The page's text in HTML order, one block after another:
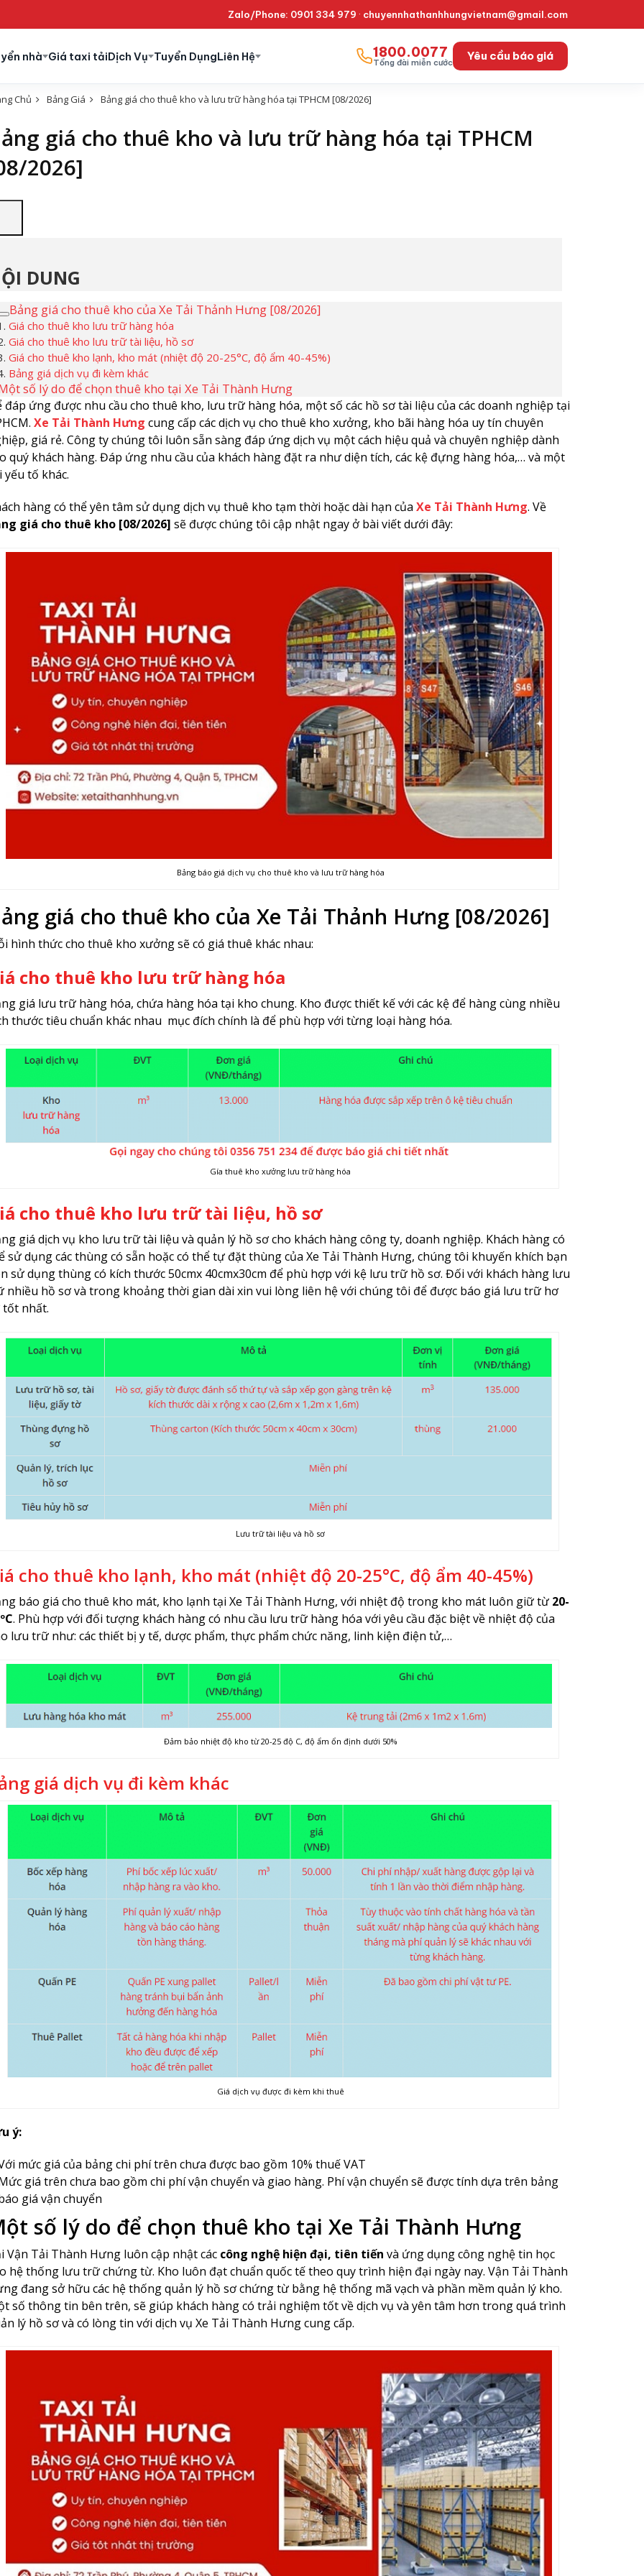
Zalo/Phone: 0901 334 979 · chuyennhathanhhungvietnam@gmail.com
nhà Giá taxi tảiDịch Vụ Tuyển DụngLiên Hệ 1800.0077
Tổng đài miễn cước Yêu cầu báo giá
Chủ Bảng Giá Bảng giá cho thuê kho và lưu trữ hàng hóa tại TPHCM [08/2026]
giá cho thuê kho và lưu trữ hàng hóa tại TPHCM
2026]
DUNG
Bảng giá cho thuê kho của Xe Tải Thảnh Hưng [08/2026]
Giá cho thuê kho lưu trữ hàng hóa
Giá cho thuê kho lưu trữ tài liệu, hồ sơ
Giá cho thuê kho lạnh, kho mát (nhiệt độ 20-25°C, độ ẩm 40-45%)
Bảng giá dịch vụ đi kèm khác
số lý do để chọn thuê kho tại Xe Tải Thành Hưng
đáp ứng được nhu cầu cho thuê kho, lưu trữ hàng hóa, một số các hồ sơ tài liệu của các doanh nghiệp tại
Xe Tải Thành Hưng cung cấp các dịch vụ cho thuê kho xưởng, kho bãi hàng hóa uy tín chuyên
giá rẻ. Công ty chúng tôi luôn sẵn sàng đáp ứng dịch vụ một cách hiệu quả và chuyên nghiệp dành
quý khách hàng. Đáp ứng nhu cầu của khách hàng đặt ra như diện tích, các kệ đựng hàng hóa,… và một
yếu tố khác.
hàng có thể yên tâm sử dụng dịch vụ thuê kho tạm thời hoặc dài hạn của Xe Tải Thành Hưng. Về
giá cho thuê kho [08/2026] sẽ được chúng tôi cập nhật ngay ở bài viết dưới đây:
Bảng báo giá dịch vụ cho thuê kho và lưu trữ hàng hóa
giá cho thuê kho của Xe Tải Thảnh Hưng [08/2026]
hình thức cho thuê kho xưởng sẽ có giá thuê khác nhau:
cho thuê kho lưu trữ hàng hóa
giá lưu trữ hàng hóa, chứa hàng hóa tại kho chung. Kho được thiết kế với các kệ để hàng cùng nhiều
thước tiêu chuẩn khác nhau mục đích chính là để phù hợp với từng loại hàng hóa.
Gía thuê kho xưởng lưu trữ hàng hóa
cho thuê kho lưu trữ tài liệu, hồ sơ
giá dịch vụ kho lưu trữ tài liệu và quản lý hồ sơ cho khách hàng công ty, doanh nghiệp. Khách hàng có
sử dụng các thùng có sẵn hoặc có thể tự đặt thùng của Xe Tải Thành Hưng, chúng tôi khuyến khích bạn
sử dụng thùng có kích thước 50cmx 40cmx30cm để phù hợp với kệ lưu trữ hồ sơ. Đối với khách hàng lưu
nhiều hồ sơ và trong khoảng thời gian dài xin vui lòng liên hệ với chúng tôi để được báo giá lưu trữ hơ
tốt nhất.
Lưu trữ tài liệu và hồ sơ
cho thuê kho lạnh, kho mát (nhiệt độ 20-25°C, độ ẩm 40-45%)
báo giá cho thuê kho mát, kho lạnh tại Xe Tải Thành Hưng, với nhiệt độ trong kho mát luôn giữ từ20-
. Phù hợp với đối tượng khách hàng có nhu cầu lưu trữ hàng hóa với yêu cầu đặc biệt về nhiệt độ của
lưu trữ như: các thiết bị y tế, dược phẩm, thực phẩm chức năng, linh kiện điện tử,…
Đảm bảo nhiệt độ kho từ 20-25 độ C, độ ẩm ổn định dưới 50%
giá dịch vụ đi kèm khác
Giá dịch vụ được đi kèm khi thuê
ý:
mức giá của bảng chi phí trên chưa được bao gồm 10% thuế VAT
giá trên chưa bao gồm chi phí vận chuyển và giao hàng. Phí vận chuyển sẽ được tính dựa trên bảng
giá vận chuyển
số lý do để chọn thuê kho tại Xe Tải Thành Hưng
Vận Tải Thành Hưng luôn cập nhật các công nghệ hiện đại, tiên tiến và ứng dụng công nghệ tin học
hệ thống lưu trữ chứng từ. Kho luôn đạt chuẩn quốc tế theo quy trình hiện đại ngày nay. Vận Tải Thành
đang sở hữu các hệ thống quản lý hồ sơ chứng từ bằng hệ thống mã vạch và phần mềm quản lý kho.
số thông tin bên trên, sẽ giúp khách hàng có trải nghiệm tốt về dịch vụ và yên tâm hơn trong quá trình
lý hồ sơ và có lòng tin với dịch vụ Xe Tải Thành Hưng cung cấp.